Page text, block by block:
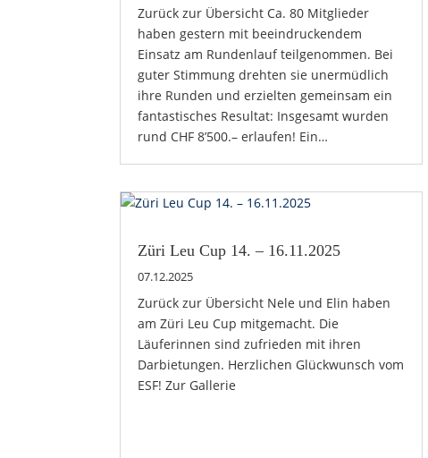
Zurück zur Übersicht Ca. 80 Mitglieder
haben gestern mit beeindruckendem
Einsatz am Rundenlauf teilgenommen. Bei
guter Stimmung drehten sie unermüdlich
ihre Runden und erzielten gemeinsam ein
fantastisches Resultat: Insgesamt wurden
rund CHF 8’500.– erlaufen! Ein…
Züri Leu Cup 14. – 16.11.2025
07.12.2025
Zurück zur Übersicht Nele und Elin haben
am Züri Leu Cup mitgemacht. Die
Läuferinnen sind zufrieden mit ihren
Darbietungen. Herzlichen Glückwunsch vom
ESF! Zur Gallerie